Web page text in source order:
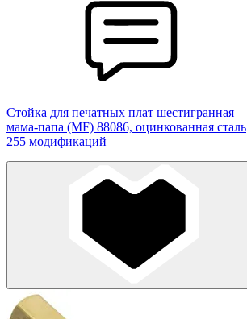
Стойка для печатных плат шестигранная
мама-папа (MF) 88086, оцинкованная сталь
255 модификаций